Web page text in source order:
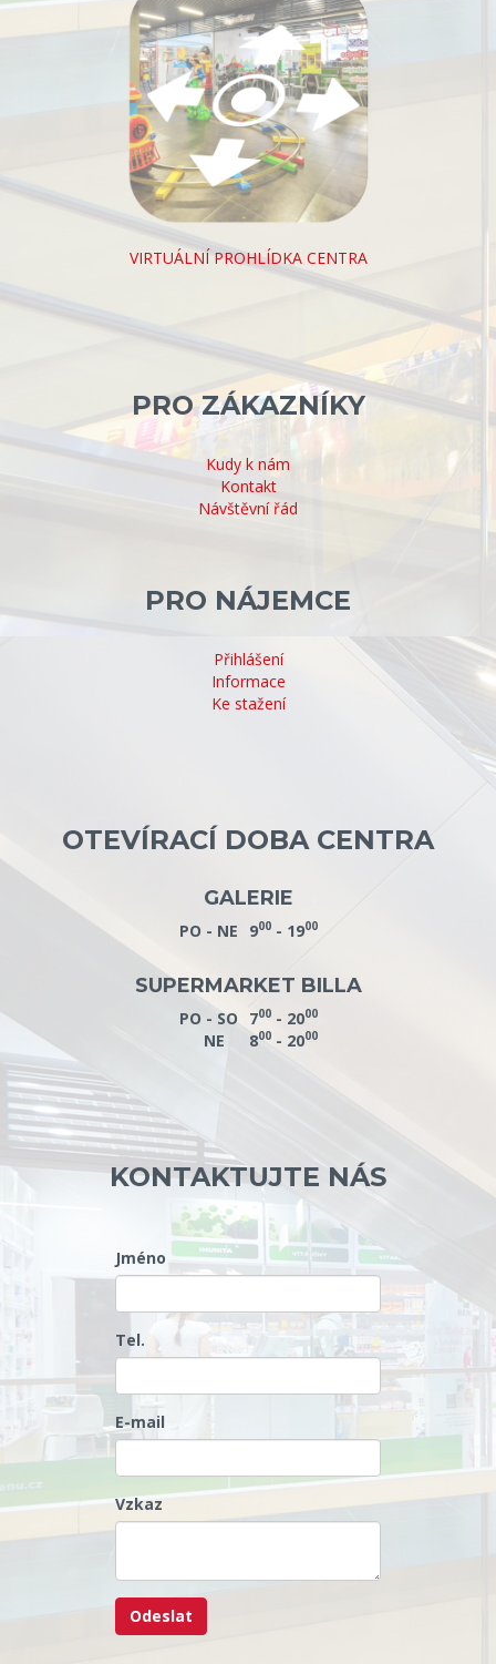
VIRTUÁLNÍ PROHLÍDKA CENTRA
PRO ZÁKAZNÍKY
Kudy k nám
Kontakt
Návštěvní řád
PRO NÁJEMCE
Přihlášení
Informace
Ke stažení
OTEVÍRACÍ DOBA CENTRA
GALERIE
PO - NE 900- 1900
SUPERMARKET BILLA
PO - SO 700- 2000
NE 800- 2000
KONTAKTUJTE NÁS
Jméno
Tel.
E-mail
Vzkaz